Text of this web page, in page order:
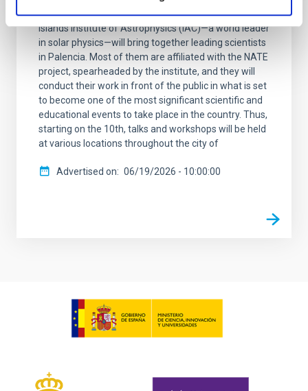
that will be visible across much of Spain, the Canary
Islands Institute of Astrophysics (IAC)—a world leader
in solar physics—will bring together leading scientists
in Palencia. Most of them are affiliated with the NATE
project, spearheaded by the institute, and they will
conduct their work in front of the public in what is set
to become one of the most significant scientific and
educational events to take place in the country. Thus,
starting on the 10th, talks and workshops will be held
at various locations throughout the city of
Advertised on 06/19/2026 - 10:00:00